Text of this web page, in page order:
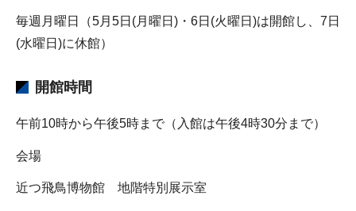
毎週月曜日（5月5日(月曜日)・6日(火曜日)は開館し、7日
(水曜日)に休館）
開館時間
午前10時から午後5時まで（入館は午後4時30分まで）
会場
近つ飛鳥博物館 地階特別展示室